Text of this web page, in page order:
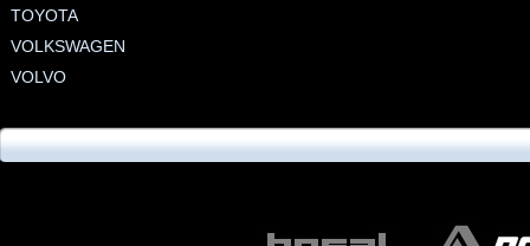
TOYOTA
VOLKSWAGEN
VOLVO